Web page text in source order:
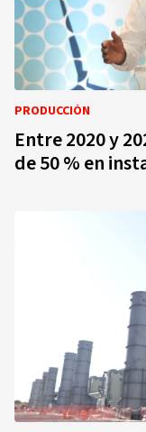
PRODUCCIÓN
Entre 2020 y
de 50 % en